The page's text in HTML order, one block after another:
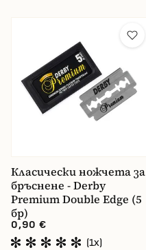
0.81 €
Класически ножчета за
бръснене - Derby
Premium Double Edge (5
бр)
0,90 €
(1x)